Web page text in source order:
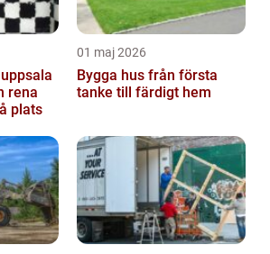
rena
plats
01 maj 2026
Bygga hus från första
tanke till färdigt hem